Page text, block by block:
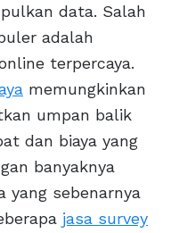
data. Salah
adalah
terpercaya.
memungkinkan
umpan balik
dan biaya yang
banyaknya
yang sebenarnya
jasa survey